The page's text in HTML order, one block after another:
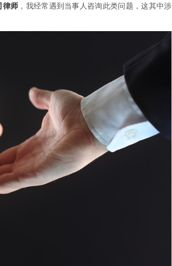
律师 ，我经常遇到当事人咨询此类问题，这其中涉